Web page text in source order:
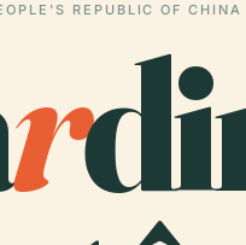
REPUBLIC OF CHINA
r